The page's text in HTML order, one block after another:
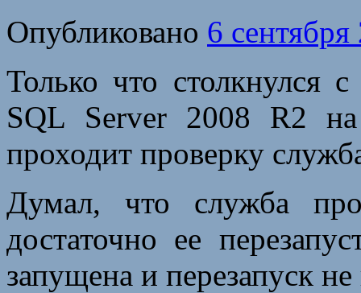
Опубликовано 6
Только что столкнулся
SQL Server 2008 R2
проходит проверку
Думал, что служба
достаточно ее
запущена и перезапуск